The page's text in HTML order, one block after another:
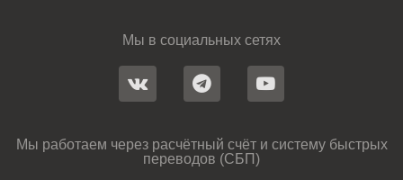
Мы в социальных сетях
Мы работаем через расчётный счёт и систему быстрых
переводов (СБП)